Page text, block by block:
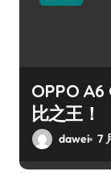
OPPO
比之王！
dawei 7